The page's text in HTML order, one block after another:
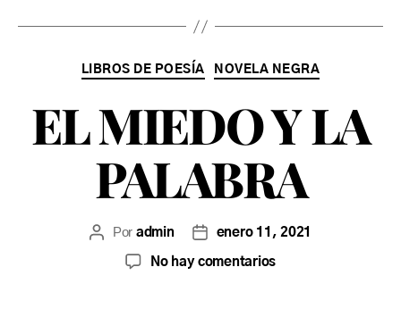
LIBROS DE POESÍA NOVELA NEGRA
EL MIEDO Y LA
PALABRA
Por admin enero 11, 2021
No hay comentarios